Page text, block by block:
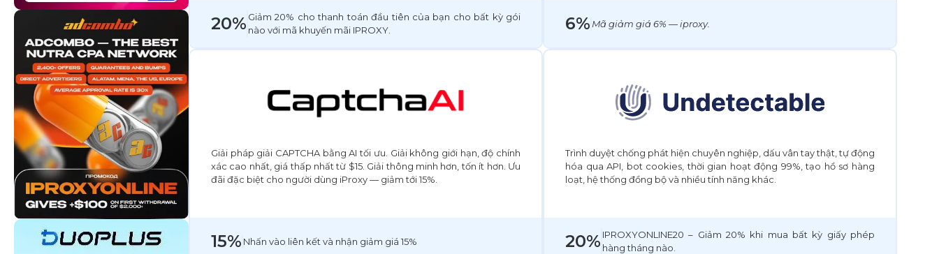
20% Giảm 20% cho thanh toán đầu tiên của bạn cho bất kỳ gói
nào với mã khuyến mãi IPROXY.
6% Mã giảm giá 6% — iproxy.
Giải pháp giải CAPTCHA bằng AI tối ưu. Giải không giới hạn, độ chính
xác cao nhất, giá thấp nhất từ $15. Giải thông minh hơn, tốn ít hơn. Ưu
đãi đặc biệt cho người dùng iProxy — giảm tới 15%.
15% Nhấn vào liên kết và nhận giảm giá 15%
Trình duyệt chống phát hiện chuyên nghiệp, dấu vân tay thật, tự động
hóa qua API, bot cookies, thời gian hoạt động 99%, tạo hồ sơ hàng
loạt, hệ thống đồng bộ và nhiều tính năng khác.
20% IPROXYONLINE20 – Giảm 20% khi mua bất kỳ giấy phép
hàng tháng nào.